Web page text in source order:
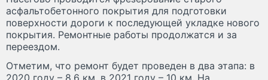
асфальтобетонного покрытия для подготовки
поверхности дороги к последующей укладке нового
покрытия. Ремонтные работы продолжатся и за
переездом.
Отметим, что ремонт будет проведен в два этапа: в